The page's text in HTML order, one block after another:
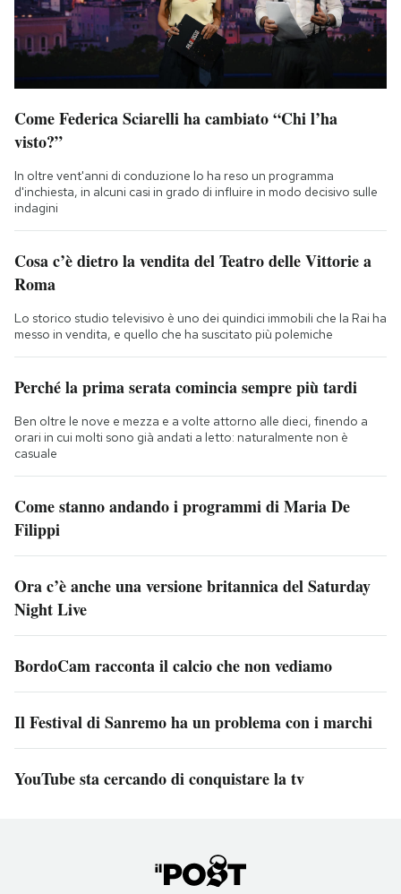
Come Federica Sciarelli ha cambiato “Chi l’ha
visto?”
In oltre vent'anni di conduzione lo ha reso un programma
d'inchiesta, in alcuni casi in grado di influire in modo decisivo sulle
indagini
Cosa c’è dietro la vendita del Teatro delle Vittorie a
Roma
Lo storico studio televisivo è uno dei quindici immobili che la Rai ha
messo in vendita, e quello che ha suscitato più polemiche
Perché la prima serata comincia sempre più tardi
Ben oltre le nove e mezza e a volte attorno alle dieci, finendo a
orari in cui molti sono già andati a letto: naturalmente non è
casuale
Come stanno andando i programmi di Maria De
Filippi
Ora c’è anche una versione britannica del Saturday
Night Live
BordoCam racconta il calcio che non vediamo
Il Festival di Sanremo ha un problema con i marchi
YouTube sta cercando di conquistare la tv